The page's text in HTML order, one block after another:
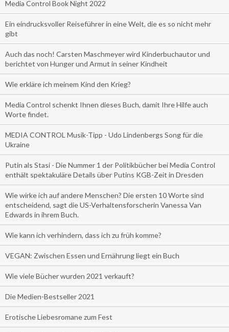
Media Control Book Night 2022
Ein eindrucksvoller Reiseführer in eine Welt, die es so nicht mehr
gibt
Auch das noch! Carsten Maschmeyer wird Kinderbuchautor und
berichtet von Hunger und Armut in seiner Kindheit
Wie erkläre ich meinem Kind den Krieg?
Media Control schenkt Ihnen dieses Buch, damit Ihre Hilfe auch
Worte findet.
MEDIA CONTROL Musik-Tipp - Udo Lindenbergs Song für die
Ukraine
Putin als Stasi - Die Nummer 1 der Politikbücher bei Media Control
enthält spektakuläre Details über Putins KGB-Zeit in Dresden
Wie wirke ich auf andere Menschen? Die ersten 10 Worte sind
entscheidend, sagt die US-Verhaltensforscherin Vanessa Van
Edwards in ihrem Buch.
Wie kann ich verhindern, dass ich zu früh komme?
VEGAN: Zwischen Essen und Ernährung liegt ein Buch
Wie viele Bücher wurden 2021 verkauft?
Die Medien-Bestseller 2021
Erotische Liebesromane zum Fest